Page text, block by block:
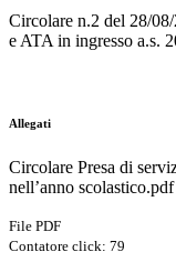
Circolare n.2 del 28/
e ATA in ingresso a.s.
Allegati
Circolare Presa di
nell’anno scolastico.pdf
File PDF
Contatore click: 79